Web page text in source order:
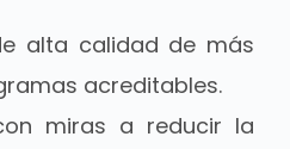
alta calidad de más
acreditables.
miras a reducir la